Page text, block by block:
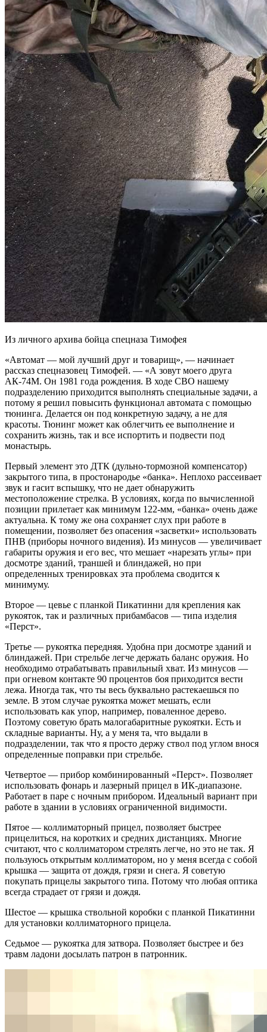
Из личного архива бойца спецназа Тимофея
«Автомат — мой лучший друг и товарищ», — начинает
рассказ спецназовец Тимофей. — «А зовут моего друга
АК-74М. Он 1981 года рождения. В ходе СВО нашему
подразделению приходится выполнять специальные задачи, а
потому я решил повысить функционал автомата с помощью
тюнинга. Делается он под конкретную задачу, а не для
красоты. Тюнинг может как облегчить ее выполнение и
сохранить жизнь, так и все испортить и подвести под
монастырь.
Первый элемент это ДТК (дульно-тормозной компенсатор)
закрытого типа, в простонародье «банка». Неплохо рассеивает
звук и гасит вспышку, что не дает обнаружить
местоположение стрелка. В условиях, когда по вычисленной
позиции прилетает как минимум 122-мм, «банка» очень даже
актуальна. К тому же она сохраняет слух при работе в
помещении, позволяет без опасения «засветки» использовать
ПНВ (приборы ночного видения). Из минусов — увеличивает
габариты оружия и его вес, что мешает «нарезать углы» при
досмотре зданий, траншей и блиндажей, но при
определенных тренировках эта проблема сводится к
минимуму.
Второе — цевье с планкой Пикатинни для крепления как
рукояток, так и различных прибамбасов — типа изделия
«Перст».
Третье — рукоятка передняя. Удобна при досмотре зданий и
блиндажей. При стрельбе легче держать баланс оружия. Но
необходимо отрабатывать правильный хват. Из минусов —
при огневом контакте 90 процентов боя приходится вести
лежа. Иногда так, что ты весь буквально растекаешься по
земле. В этом случае рукоятка может мешать, если
использовать как упор, например, поваленное дерево.
Поэтому советую брать малогабаритные рукоятки. Есть и
складные варианты. Ну, а у меня та, что выдали в
подразделении, так что я просто держу ствол под углом внося
определенные поправки при стрельбе.
Четвертое — прибор комбинированный «Перст». Позволяет
использовать фонарь и лазерный прицел в ИК-диапазоне.
Работает в паре с ночным прибором. Идеальный вариант при
работе в здании в условиях ограниченной видимости.
Пятое — коллиматорный прицел, позволяет быстрее
прицелиться, на коротких и средних дистанциях. Многие
считают, что с коллиматором стрелять легче, но это не так. Я
пользуюсь открытым коллиматором, но у меня всегда с собой
крышка — защита от дождя, грязи и снега. Я советую
покупать прицелы закрытого типа. Потому что любая оптика
всегда страдает от грязи и дождя.
Шестое — крышка ствольной коробки с планкой Пикатинни
для установки коллиматорного прицела.
Седьмое — рукоятка для затвора. Позволяет быстрее и без
травм ладони досылать патрон в патронник.